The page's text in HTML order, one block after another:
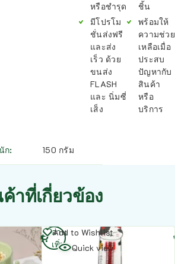
หรือชำรุด
มีโปรโม
ชั่นส่งฟรี
และส่ง
เร็ว ด้วย
ขนส่ง
FLASH
และ นิ่มซี่
เส็ง
ชิ้น
พร้อมให้
ความช่วย
เหลือเมื่อ
ประสบ
ปัญหากับ
สินค้า
หรือ
บริการ
ก 150 กรัม
าที่เกี่ยวข้อง
Add to Wishlist
Quick view
อ่าน
เพิ่ม